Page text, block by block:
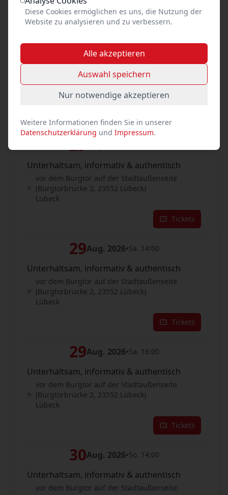
Tickets
28Aug. 2026•Fr. 14:00
Unterhaltsam, informativ & authentisch
vor dem Burgtor auf der Stadtaußenseite
(Burgtorbrücke 2, 23552 Lübeck)
Lübeck
29
Unterhaltsam, informativ & authentisch
vor dem Burgtor auf der Stadtaußenseite
(Burgtorbrücke 2, 23552 Lübeck)
Lübeck
Tickets
29Aug. 2026•Sa. 14:00
Unterhaltsam, informativ & authentisch
vor dem Burgtor auf der Stadtaußenseite
(Burgtorbrücke 2, 23552 Lübeck)
Lübeck
Tickets
29Aug. 2026•Sa. 16:00
Unterhaltsam, informativ & authentisch
vor dem Burgtor auf der Stadtaußenseite
(Burgtorbrücke 2, 23552 Lübeck)
Lübeck
Tickets
30Aug. 2026•So. 14:00
Unterhaltsam, informativ & authentisch
vor dem Burgtor auf der Stadtaußenseite
Diese Cookies ermöglichen es uns, die Nutzung der
Website zu analysieren und zu verbessern.
Alle akzeptieren
Auswahl speichern
Nur notwendige akzeptieren
Weitere Informationen finden Sie in unserer
Datenschutzerklärung und Impressum.